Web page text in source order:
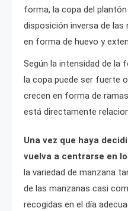
forma, la copa del
disposición inversa de las
en forma de huevo y
Según la intensidad de la
la copa puede ser fuerte
crecen en forma de
está directamente
Una vez que haya
vuelva a centrarse en
la variedad de manzana
de las manzanas casi
recogidas en el día